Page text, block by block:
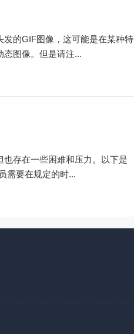
的GIF图像，这可能是在某种特
态图像。但是请注...
存在一些困难和压力。以下是
需要在规定的时...